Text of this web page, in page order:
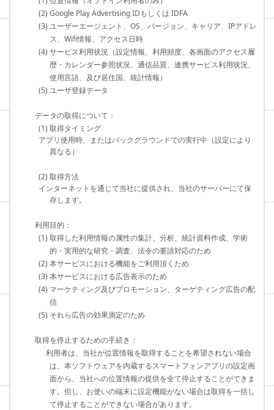
(2) Google Play Advertising IDもしくは IDFA
(3) ユーザーエージェント、OS、バージョン、キャリア、IPアドレ
ス、Wifi情報、アクセス日時
(4) サービス利用状況（設定情報、利用頻度、各画面のアクセス履
歴・カレンダー参照状況、通信品質、連携サービス利用状況、
使用言語、及び居住国、統計情報）
(5) ユーザ登録データ
データの取得について：
(1) 取得タイミング
アプリ使用時、またはバックグラウンドでの実行中（設定により
異なる）
(2) 取得方法
インターネットを通じて当社に提供され、当社のサーバーにて保
存します。
利用目的：
(1) 取得した利用情報の属性の集計、分析、統計資料作成、学術
的・実用的な研究・調査、法令の要請対応のため
(2) 本サービスにおける機能をご利用頂くため
(3) 本サービスにおける広告表示のため
(4) マーケティング及びプロモーション、ターゲティング広告の配
信
(5) それら広告の効果測定のため
取得を停止するための手続き：
利用者は、当社が位置情報を取得することを希望されない場合
は、本ソフトウェアを内蔵するスマートフォンアプリの設定画
面から、当社への位置情報の提供を全て停止することができま
す。但し、お使いの端末に設定機能がない場合は取得を一括し
て停止することができない場合があります。